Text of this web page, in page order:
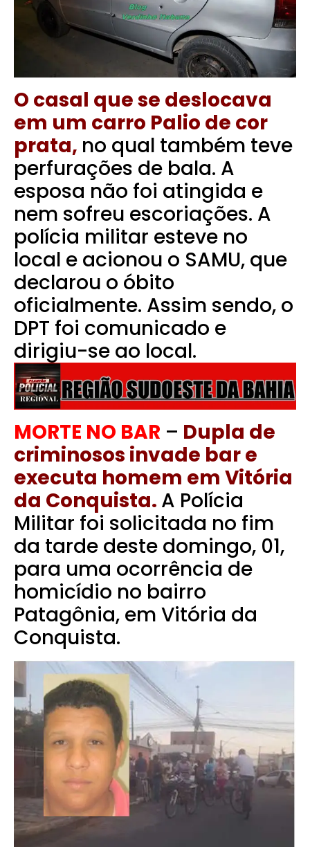
O casal que se deslocava
em um carro Palio de cor
prata, no qual também teve
perfurações de bala. A
esposa não foi atingida e
nem sofreu escoriações. A
polícia militar esteve no
local e acionou o SAMU, que
declarou o óbito
oficialmente. Assim sendo, o
DPT foi comunicado e
dirigiu-se ao local.
MORTE NO BAR – Dupla de
criminosos invade bar e
executa homem em Vitória
da Conquista. A Polícia
Militar foi solicitada no fim
da tarde deste domingo, 01,
para uma ocorrência de
homicídio no bairro
Patagônia, em Vitória da
Conquista.